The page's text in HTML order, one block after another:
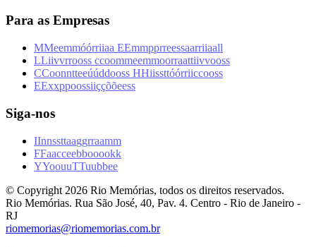
Para as Empresas
MMeemmóórriiaa EEmmpprreessaarriiaall
LLiivvrrooss ccoommeemmoorraattiivvooss
CCoonntteeúúddooss HHiissttóórriiccooss
EExxppoossiiççõõeess
Siga-nos
IInnssttaaggrraamm
FFaacceebbooookk
YYoouuTTuubbee
© Copyright 2026 Rio Memórias, todos os direitos reservados.
Rio Memórias. Rua São José, 40, Pav. 4. Centro - Rio de Janeiro -
RJ
riomemorias@riomemorias.com.br